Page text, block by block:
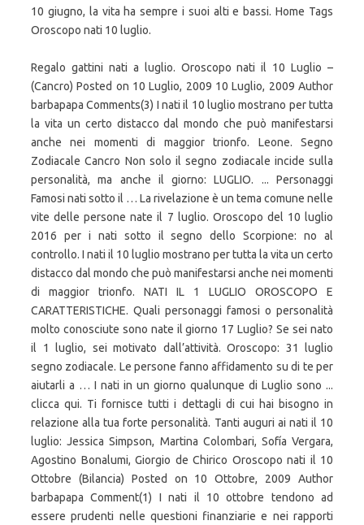
10 giugno, la vita ha sempre i suoi alti e bassi. Home Tags
Oroscopo nati 10 luglio.
Regalo gattini nati a luglio. Oroscopo nati il 10 Luglio –
(Cancro) Posted on 10 Luglio, 2009 10 Luglio, 2009 Author
barbapapa Comments(3) I nati il 10 luglio mostrano per tutta
la vita un certo distacco dal mondo che può manifestarsi
anche nei momenti di maggior trionfo. Leone. Segno
Zodiacale Cancro Non solo il segno zodiacale incide sulla
personalità, ma anche il giorno: LUGLIO. ... Personaggi
Famosi nati sotto il … La rivelazione è un tema comune nelle
vite delle persone nate il 7 luglio. Oroscopo del 10 luglio
2016 per i nati sotto il segno dello Scorpione: no al
controllo. I nati il 10 luglio mostrano per tutta la vita un certo
distacco dal mondo che può manifestarsi anche nei momenti
di maggior trionfo. NATI IL 1 LUGLIO OROSCOPO E
CARATTERISTICHE. Quali personaggi famosi o personalità
molto conosciute sono nate il giorno 17 Luglio? Se sei nato
il 1 luglio, sei motivato dall’attività. Oroscopo: 31 luglio
segno zodiacale. Le persone fanno affidamento su di te per
aiutarli a … I nati in un giorno qualunque di Luglio sono ...
clicca qui. Ti fornisce tutti i dettagli di cui hai bisogno in
relazione alla tua forte personalità. Tanti auguri ai nati il 10
luglio: Jessica Simpson, Martina Colombari, Sofía Vergara,
Agostino Bonalumi, Giorgio de Chirico Oroscopo nati il 10
Ottobre (Bilancia) Posted on 10 Ottobre, 2009 Author
barbapapa Comment(1) I nati il 10 ottobre tendono ad
essere prudenti nelle questioni finanziarie e nei rapporti